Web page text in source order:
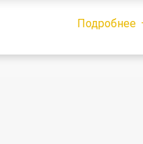
Подробнее